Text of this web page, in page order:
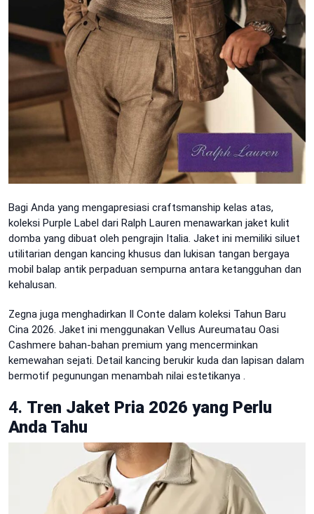
Bagi Anda yang mengapresiasi craftsmanship kelas atas,
koleksi Purple Label dari Ralph Lauren menawarkan jaket kulit
domba yang dibuat oleh pengrajin Italia. Jaket ini memiliki siluet
utilitarian dengan kancing khusus dan lukisan tangan bergaya
mobil balap antik perpaduan sempurna antara ketangguhan dan
kehalusan.
Zegna juga menghadirkan Il Conte dalam koleksi Tahun Baru
Cina 2026. Jaket ini menggunakan Vellus Aureumatau Oasi
Cashmere bahan-bahan premium yang mencerminkan
kemewahan sejati. Detail kancing berukir kuda dan lapisan dalam
bermotif pegunungan menambah nilai estetikanya .
4. Tren Jaket Pria 2026 yang Perlu
Anda Tahu